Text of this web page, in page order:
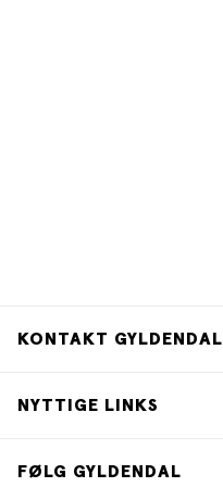
KONTAKT GYLDENDAL
NYTTIGE LINKS
FØLG GYLDENDAL